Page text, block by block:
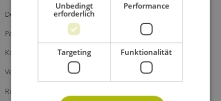
Defektes Produkt
Partnerprogramm
Kontakt
Versand und Zahlung
Rückgabe
Unbedingt
erforderlich
Performance
Targeting Funktionalität